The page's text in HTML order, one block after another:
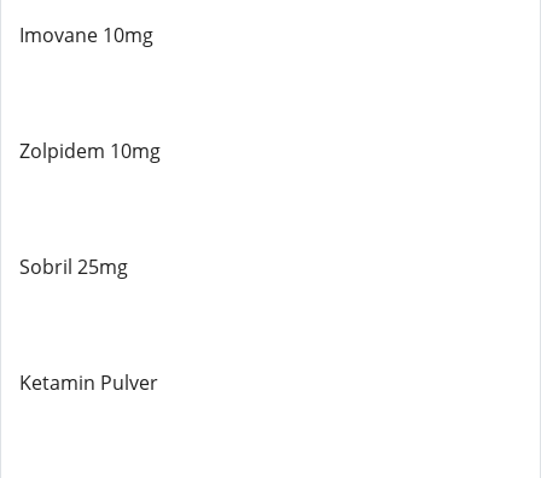
Imovane 10mg
Zolpidem 10mg
Sobril 25mg
Ketamin Pulver